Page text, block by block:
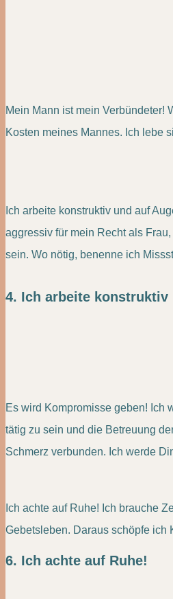
Mein Mann ist mein Verbündeter!
Kosten meines Mannes. Ich lebe
Ich arbeite konstruktiv und auf
aggressiv für mein Recht als
sein. Wo nötig, benenne ich
4. Ich arbeite konstruktiv
Es wird Kompromisse geben! Ich
tätig zu sein und die Betreuung
Schmerz verbunden. Ich werde
Ich achte auf Ruhe! Ich brauche
Gebetsleben. Daraus schöpfe ich
6. Ich achte auf Ruhe!